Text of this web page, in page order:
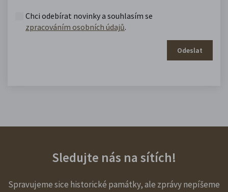
Chci odebírat novinky a souhlasím se
zpracováním osobních údajů.
Odeslat
Sledujte nás na sítích!
Spravujeme sice historické památky, ale zprávy nepíšeme